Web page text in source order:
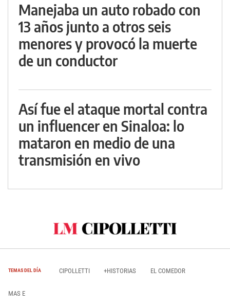
Manejaba un auto robado con
13 años junto a otros seis
menores y provocó la muerte
de un conductor
Así fue el ataque mortal contra
un influencer en Sinaloa: lo
mataron en medio de una
transmisión en vivo
TEMAS DEL DÍA CIPOLLETTI +HISTORIAS EL COMEDOR
MAS E